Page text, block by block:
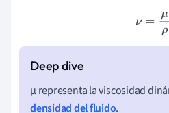
ν=μ ρ
μ representa la viscosidad
densidad del fluido.